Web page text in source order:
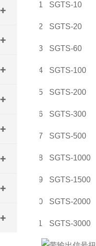
01 SGTS-10
02 SGTS-20
03 SGTS-60
04 SGTS-100
05 SGTS-200
06 SGTS-300
07 SGTS-500
08 SGTS-1000
09 SGTS-1500
10 SGTS-2000
11 SGTS-3000